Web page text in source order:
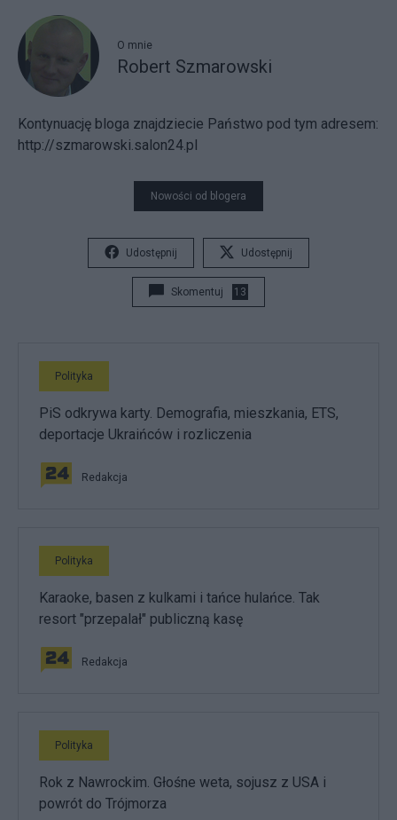
O mnie
Robert Szmarowski
Kontynuację bloga znajdziecie Państwo pod tym adresem:
http://szmarowski.salon24.pl
Nowości od blogera
Udostępnij Udostępnij
Skomentuj 13
Polityka
PiS odkrywa karty. Demografia, mieszkania, ETS,
deportacje Ukraińców i rozliczenia
Redakcja
Polityka
Karaoke, basen z kulkami i tańce hulańce. Tak
resort "przepalał" publiczną kasę
Redakcja
Polityka
Rok z Nawrockim. Głośne weta, sojusz z USA i
powrót do Trójmorza